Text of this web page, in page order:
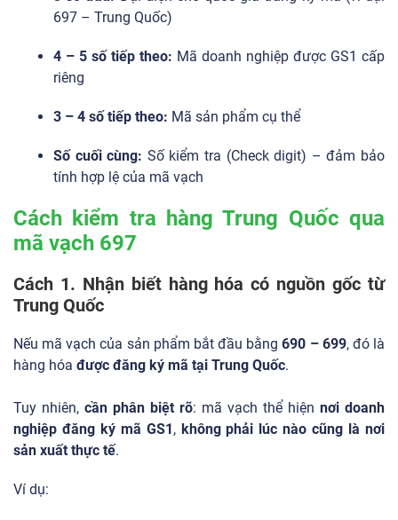
697 – Trung Quốc)
4 – 5 số tiếp theo: Mã doanh nghiệp được GS1 cấp
riêng
3 – 4 số tiếp theo: Mã sản phẩm cụ thể
Số cuối cùng: Số kiểm tra (Check digit) – đảm bảo
tính hợp lệ của mã vạch
Cách kiểm tra hàng Trung Quốc qua
mã vạch 697
Cách 1. Nhận biết hàng hóa có nguồn gốc từ
Trung Quốc
Nếu mã vạch của sản phẩm bắt đầu bằng690 – 699, đó là
hàng hóa được đăng ký mã tại Trung Quốc.
Tuy nhiên, cần phân biệt rõ: mã vạch thể hiện nơi doanh
nghiệp đăng ký mã GS1, không phải lúc nào cũng là nơi
sản xuất thực tế.
Ví dụ: